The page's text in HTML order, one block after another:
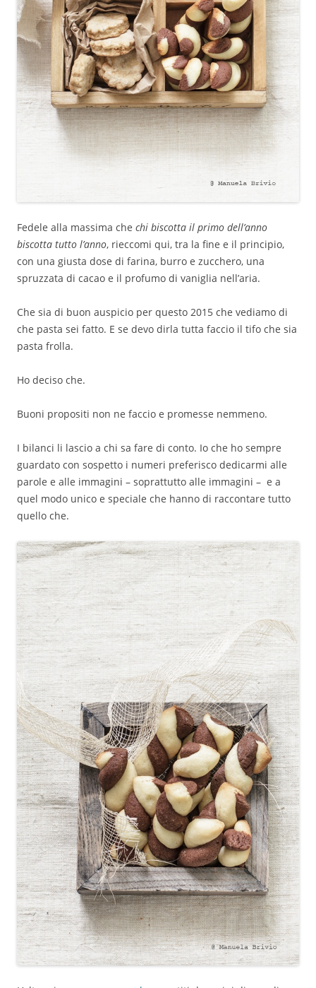
Fedele alla massima che chi biscotta il primo dell’anno
biscotta tutto l’anno, rieccomi qui, tra la fine e il principio,
con una giusta dose di farina, burro e zucchero, una
spruzzata di cacao e il profumo di vaniglia nell’aria.
Che sia di buon auspicio per questo 2015 che vediamo di
che pasta sei fatto. E se devo dirla tutta faccio il tifo che sia
pasta frolla.
Ho deciso che.
Buoni propositi non ne faccio e promesse nemmeno.
I bilanci li lascio a chi sa fare di conto. Io che ho sempre
guardato con sospetto i numeri preferisco dedicarmi alle
parole e alle immagini – soprattutto alle immagini – e a
quel modo unico e speciale che hanno di raccontare tutto
quello che.